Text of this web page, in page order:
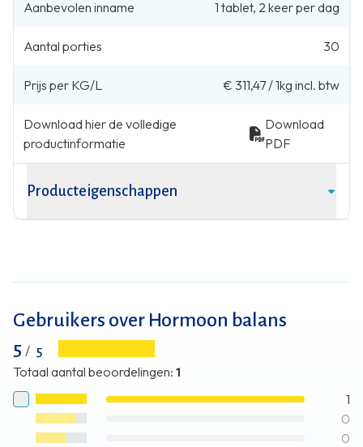
Aanbevolen inname 1 tablet, 2 keer per dag
Aantal porties 30
Prijs per KG/L € 311,47 /1kg incl. btw
Download hier de volledige
productinformatie
Download
PDF
Producteigenschappen
Gebruikers over Hormoon balans
5 / 5
Totaal aantal beoordelingen: 1
1
0
0